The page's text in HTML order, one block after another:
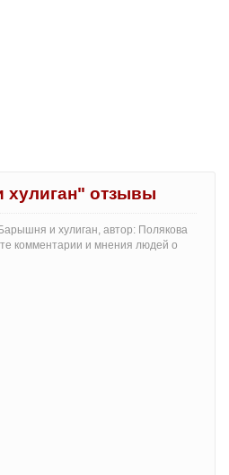
отзывы
и хулиган, автор: Полякова
комментарии и мнения людей о